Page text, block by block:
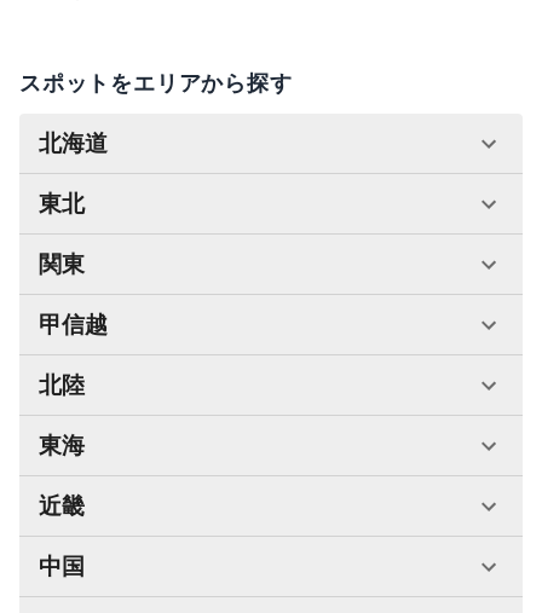
スポットをエリアから探す
北海道
東北
関東
甲信越
北陸
東海
近畿
中国